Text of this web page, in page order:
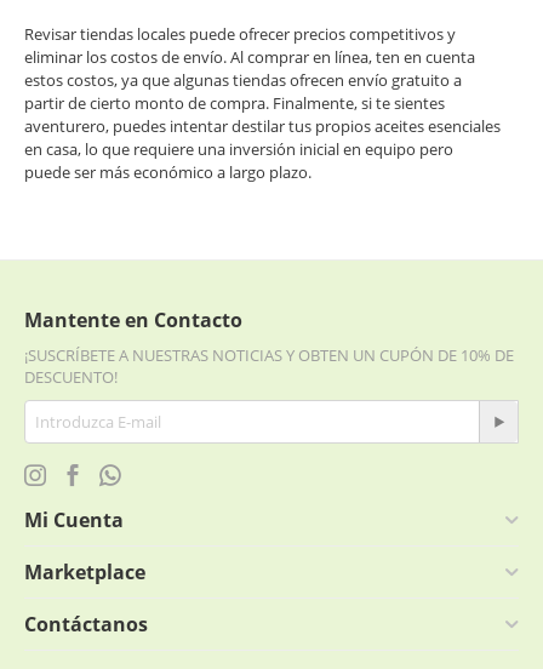
Revisar tiendas locales puede ofrecer precios competitivos y
eliminar los costos de envío. Al comprar en línea, ten en cuenta
estos costos, ya que algunas tiendas ofrecen envío gratuito a
partir de cierto monto de compra. Finalmente, si te sientes
aventurero, puedes intentar destilar tus propios aceites esenciales
en casa, lo que requiere una inversión inicial en equipo pero
puede ser más económico a largo plazo.
AnsioLife AntiDepresivo
Aceite esencial de Ylang Ylang
Mantente en Contacto
¡SUSCRÍBETE A NUESTRAS NOTICIAS Y OBTEN UN CUPÓN DE 10% DE
DESCUENTO!
Mi Cuenta
Marketplace
Contáctanos